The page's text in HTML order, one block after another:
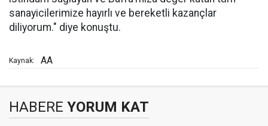
sanayicilerimize hayırlı ve bereketli kazançlar
diliyorum." diye konuştu.
Kaynak: AA
HABERE YORUM KAT